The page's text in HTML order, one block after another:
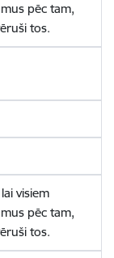
pēc tam,
tos.
visiem
pēc tam,
tos.